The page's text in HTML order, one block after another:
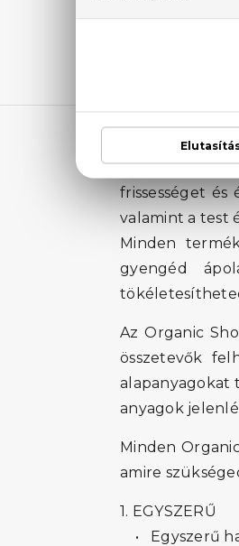
Hallgass a
frissességet
valamint a test
Minden
gyengéd
Az Organic
összetevők
alapanyagokat
anyagok
Minden
amire
1. EGYSZERŰ
• Egyszerű